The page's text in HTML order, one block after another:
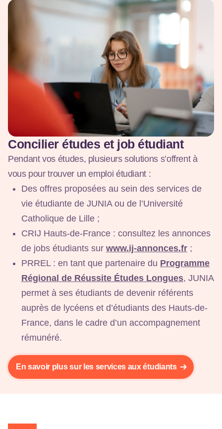
Concilier études et job étudiant
Pendant vos études, plusieurs solutions s’offrent à
vous pour trouver un emploi étudiant :
Des offres proposées au sein des services de
vie étudiante de JUNIA ou de l’Université
Catholique de Lille ;
CRIJ Hauts-de-France : consultez les annonces
de jobs étudiants sur www.ij-annonces.fr ;
PRREL : en tant que partenaire du Programme
Régional de Réussite Études Longues, JUNIA
permet à ses étudiants de devenir référents
auprès de lycéens et d’étudiants des Hauts-de-
France, dans le cadre d’un accompagnement
rémunéré.
En savoir plus sur les services aux étudiants